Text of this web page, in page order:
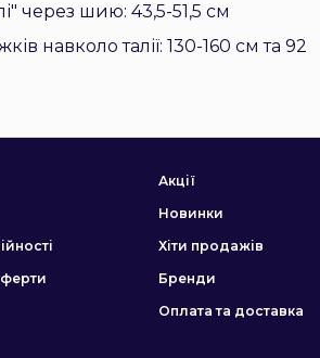
через шию: 43,5-51,5 см
навколо талії: 130-160 см та 92
Акції
Новинки
Хіти продажів
Бренди
Оплата та доставка